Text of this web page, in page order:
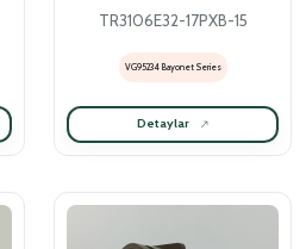
TR3106E32-17PXB-15
VG95234 Bayonet Series
Detaylar